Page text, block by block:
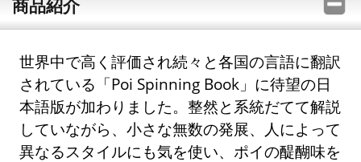
商品紹介
世界中で高く評価され続々と各国の言語に翻訳
されている「Poi Spinning Book」に待望の日
本語版が加わりました。整然と系統だてて解説
していながら、小さな無数の発展、人によって
異なるスタイルにも気を使い、ポイの醍醐味を